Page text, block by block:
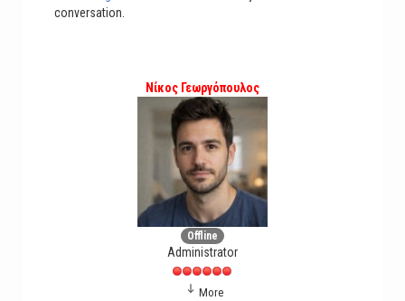
conversation.
Νίκος Γεωργόπουλος
Offline
Administrator
More